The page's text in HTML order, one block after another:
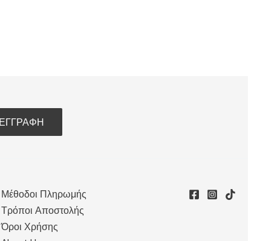
Μέθοδοι Πληρωμής
Τρόποι Αποστολής
Όροι Χρήσης